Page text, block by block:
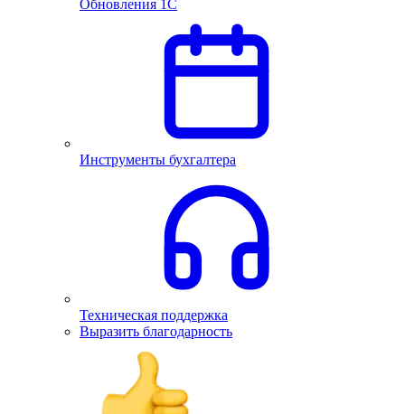
Обновления 1С
Инструменты бухгалтера
Техническая поддержка
Выразить благодарность